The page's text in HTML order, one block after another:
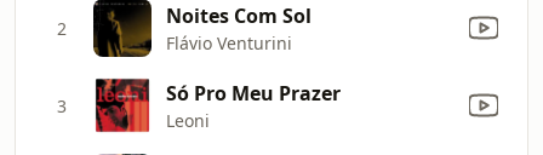
2 Noites Com Sol
Flávio Venturini
3 Só Pro Meu Prazer
Leoni